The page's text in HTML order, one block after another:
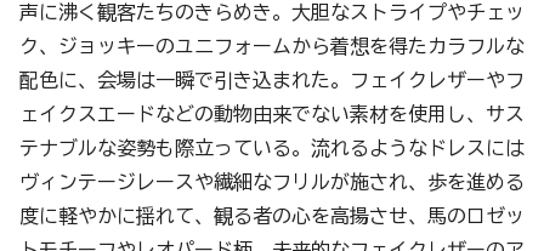
声に沸く観客たちのきらめき。大胆なストライプやチェッ
ク、ジョッキーのユニフォームから着想を得たカラフルな
配色に、会場は一瞬で引き込まれた。フェイクレザーやフ
ェイクスエードなどの動物由来でない素材を使用し、サス
テナブルな姿勢も際立っている。流れるようなドレスには
ヴィンテージレースや繊細なフリルが施され、歩を進める
度に軽やかに揺れて、観る者の心を高揚させ、馬のロゼッ